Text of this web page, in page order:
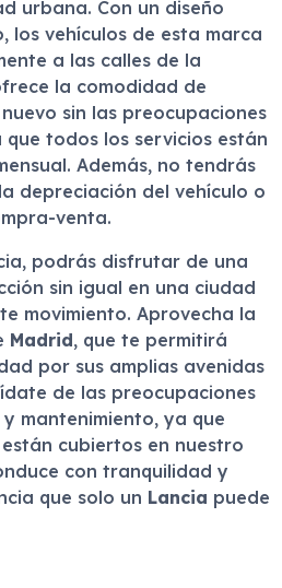
urbana. Con un diseño
los vehículos de esta marca
a las calles de la
la comodidad de
sin las preocupaciones
todos los servicios están
Además, no tendrás
depreciación del vehículo o
venta.
podrás disfrutar de una
sin igual en una ciudad
movimiento. Aprovecha la
Madrid, que te permitirá
por sus amplias avenidas
de las preocupaciones
mantenimiento, ya que
cubiertos en nuestro
con tranquilidad y
que solo un Lancia puede